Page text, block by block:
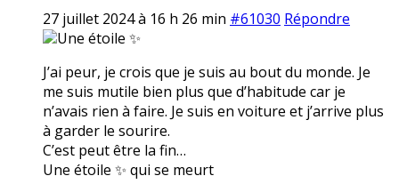
27 juillet 2024 à 16 h 26 min #61030 Répondre
Une étoile ✨
J’ai peur, je crois que je suis au bout du monde. Je
me suis mutile bien plus que d’habitude car je
n’avais rien à faire. Je suis en voiture et j’arrive plus
à garder le sourire.
C’est peut être la fin…
Une étoile ✨ qui se meurt